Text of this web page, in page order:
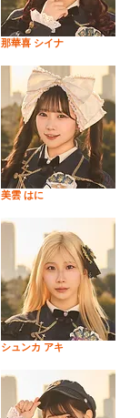
那華喜 シイナ
美雲 はに
シュンカ アキ